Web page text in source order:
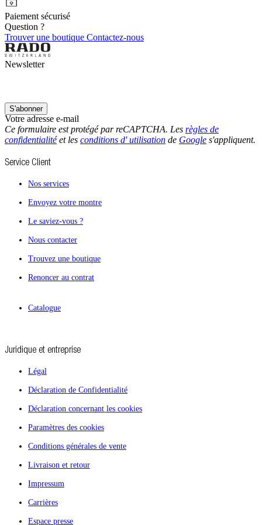
Paiement sécurisé
Question ?
Trouver une boutique Contactez-nous
Newsletter
Votre adresse e-mail
S'abonner
Ce formulaire est protégé par reCAPTCHA. Les règles de
confidentialitéet les conditions d' utilisation de Google s'appliquent.
Service Client
Nos services
Envoyez votre montre
Le saviez-vous ?
Nous contacter
Trouvez une boutique
Renoncer au contrat
Catalogue
Juridique et entreprise
Légal
Déclaration de Confidentialité
Déclaration concernant les cookies
Paramètres des cookies
Conditions générales de vente
Livraison et retour
Impressum
Carrières
Espace presse